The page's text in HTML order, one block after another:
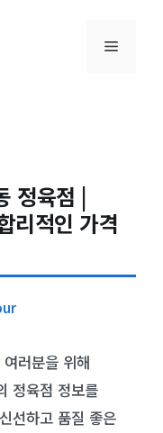
메뉴
정육점 |
리적인 가격
러분을 위해
정육점 정보를
선하고 품질 좋은